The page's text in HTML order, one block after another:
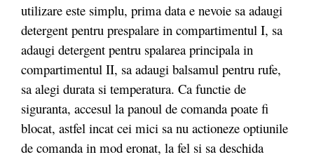
utilizare este simplu, prima data e nevoie sa adaugi
detergent pentru prespalare in compartimentul I, sa
adaugi detergent pentru spalarea principala in
compartimentul II, sa adaugi balsamul pentru rufe,
sa alegi durata si temperatura. Ca functie de
siguranta, accesul la panoul de comanda poate fi
blocat, astfel incat cei mici sa nu actioneze optiunile
de comanda in mod eronat, la fel si sa deschida